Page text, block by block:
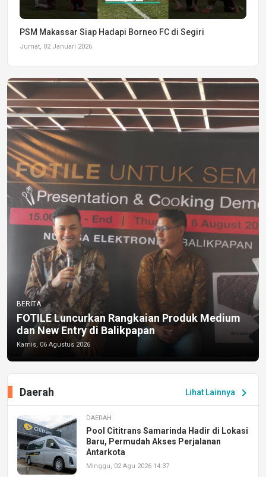
PSM Makassar Siap Hadapi Borneo FC di Segiri
Jumat, 02 Januari 2026
BERITA
FOTILE Luncurkan Rangkaian Produk Medium
dan New Entry di Balikpapan
Kamis, 06 Agustus 2026
Lihat Lainnya chevron_right
Daerah
DAERAH
Pool Cititrans Samarinda Hadir di Lokasi
Baru, Permudah Akses Perjalanan
Antarkota
Minggu, 02 Agu 2026 14:37